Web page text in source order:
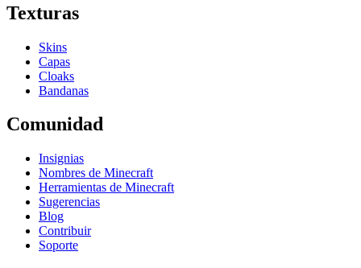
Texturas
Skins
Capas
Cloaks
Bandanas
Comunidad
Insignias
Nombres de Minecraft
Herramientas de Minecraft
Sugerencias
Blog
Contribuir
Soporte